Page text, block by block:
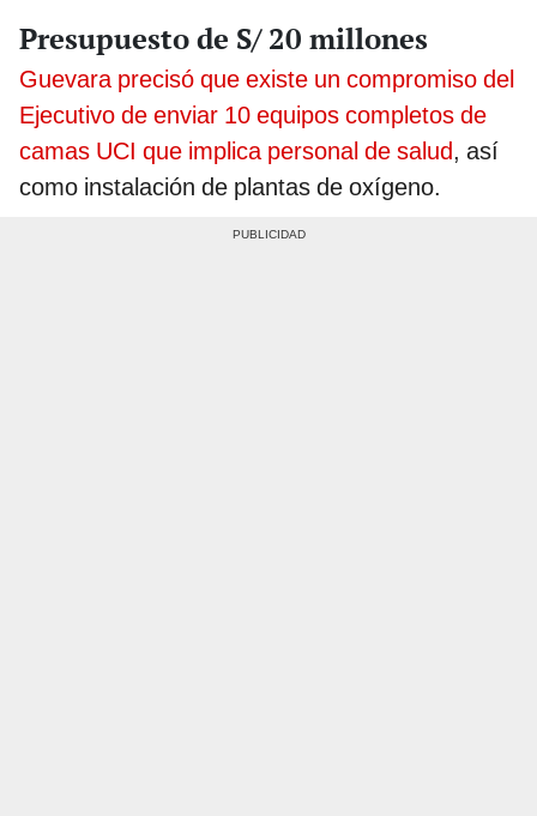
Presupuesto de S/ 20 millones
Guevara precisó que existe un compromiso del
Ejecutivo de enviar 10 equipos completos de
camas UCI que implica personal de salud, así
como instalación de plantas de oxígeno.